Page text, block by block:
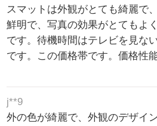
スマットは外観がとても綺麗で
鮮明で、写真の効果がとてもよ
です。待機時間はテレビを見な
です。この価格帯です。価格性
j**9
外の色が綺麗で、外観のデザイ